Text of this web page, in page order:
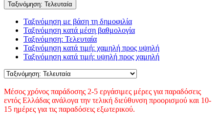
Ταξινόμηση: Τελευταία
Ταξινόμηση με βάση τη δημοφιλία
Ταξινόμηση κατά μέση βαθμολογία
Ταξινόμηση: Τελευταία
Ταξινόμηση κατά τιμή: χαμηλή προς υψηλή
Ταξινόμηση κατά τιμή: υψηλή προς χαμηλή
Μέσος χρόνος παράδοσης 2-5 εργάσιμες μέρες για παραδόσεις
εντός Ελλάδας ανάλογα την τελική διεύθυνση προορισμού και 10-
15 ημέρες για τις παραδόσεις εξωτερικού.